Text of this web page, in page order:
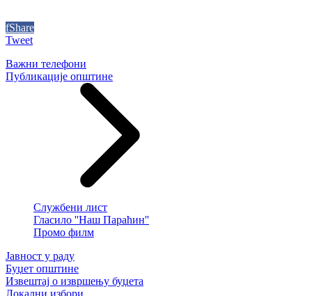
fShare
Tweet
Важни телефони
Публикације општине
Службени лист
Гласило ''Наш Параћин''
Промо филм
Јавност у раду
Буџет општине
Извештај о извршењу буџета
Локални избори